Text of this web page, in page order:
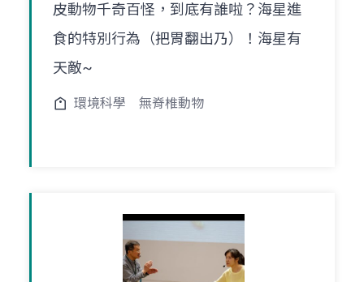
皮動物千奇百怪，到底有誰啦？海星進
食的特別行為（把胃翻出乃）！海星有
天敵~
環境科學 無脊椎動物